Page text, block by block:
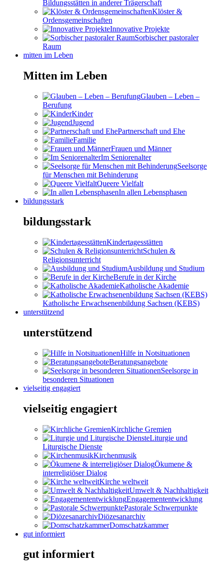
Bildungsstätten in anderer Trägerschaft
Klöster &
Ordensgemeinschaften
Innovative Projekte
Sorbischer pastoraler
Raum
mitten im Leben
Mitten im Leben
Glauben – Leben –
Berufung
Kinder
Jugend
Partnerschaft und Ehe
Familie
Frauen und Männer
Im Seniorenalter
Seelsorge
für Menschen mit Behinderung
Queere Vielfalt
In allen Lebensphasen
bildungsstark
bildungsstark
Kindertagesstätten
Schulen &
Religionsunterricht
Ausbildung und Studium
Berufe in der Kirche
Katholische Akademie
Katholische Erwachsenenbildung Sachsen (KEBS)
unterstützend
unterstützend
Hilfe in Notsituationen
Beratungsangebote
Seelsorge in
besonderen Situationen
vielseitig engagiert
vielseitig engagiert
Kirchliche Gremien
Liturgie und
Liturgische Dienste
Kirchenmusik
Ökumene &
interreligiöser Dialog
Kirche weltweit
Umwelt & Nachhaltigkeit
Engagemententwicklung
Pastorale Schwerpunkte
Diözesanarchiv
Domschatzkammer
gut informiert
gut informiert